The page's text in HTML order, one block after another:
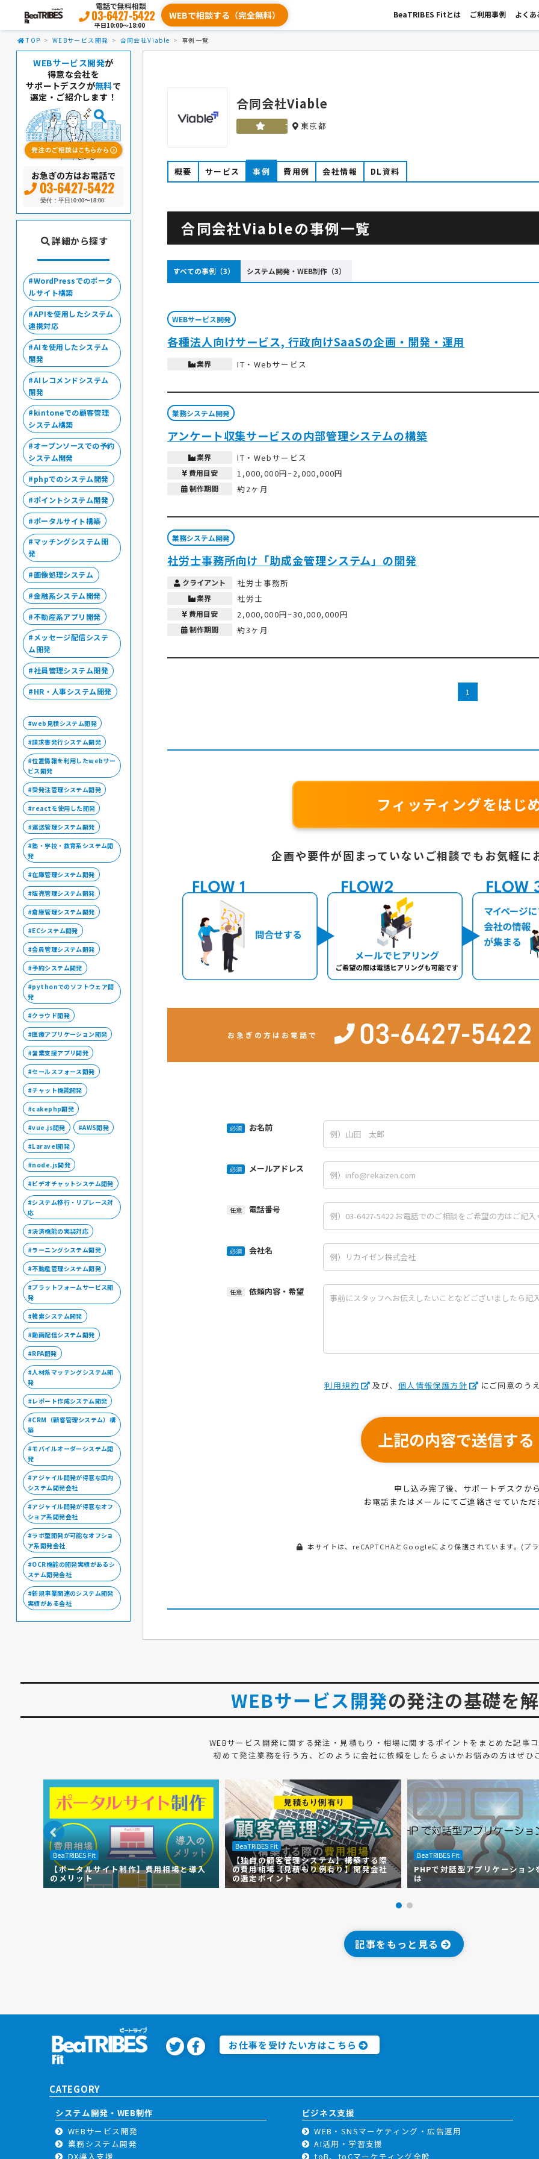
電話で無料相談
03-6427-5422
平日10:00〜18:00
WEBで相談する（完全無料） BeaTRIBES Fitとは ご利用事例 よく
TOP WEBサービス開発 合同会社Viable 事例一覧
WEBサービス開発が
得意な会社を
サポートデスクが無料で
選定・ご紹介します！
お急ぎの方はお電話で
03-6427-5422
受付：平日10:00〜18:00
詳細から探す
WordPressでのポータ
ルサイト構築
APIを使用したシステム
連携対応
AIを使用したシステム
開発
AIレコメンドシステム
開発
kintoneでの顧客管理
システム構築
オープンソースでの予約
システム開発
phpでのシステム開発
ポイントシステム開発
ポータルサイト構築
マッチングシステム開
発
画像処理システム
金融系システム開発
不動産系アプリ開発
メッセージ配信システ
ム開発
社員管理システム開発
HR・人事システム開発
web見積システム開発
請求書発行システム開発
位置情報を利用したwebサー
ビス開発
受発注管理システム開発
reactを使用した開発
運送管理システム開発
塾・学校・教育系システム開
発
在庫管理システム開発
販売管理システム開発
倉庫管理システム開発
ECシステム開発
会員管理システム開発
予約システム開発
pythonでのソフトウェア開
発
クラウド開発
医療アプリケーション開発
営業支援アプリ開発
セールスフォース開発
チャット機能開発
cakephp開発
vue.js開発 AWS開発
Laravel開発
node.js開発
ビデオチャットシステム開発
システム移行・リプレース対
応
決済機能の実装対応
ラーニングシステム開発
不動産管理システム開発
プラットフォームサービス開
発
検索システム開発
動画配信システム開発
RPA開発
人材系マッチングシステム開
発
レポート作成システム開発
CRM（顧客管理システム）構
築
モバイルオーダーシステム開
発
アジャイル開発が得意な国内
システム開発会社
アジャイル開発が得意なオフ
ショア系開発会社
ラボ型開発が可能なオフショ
ア系開発会社
OCR機能の開発実績があるシ
ステム開発会社
新規事業関連のシステム開発
実績がある会社
合同会社Viable
ゴールド東京都
概要 サービス 事例 費用例 会社情報 DL資料
合同会社Viableの事例一覧
すべての事例（3） システム開発・WEB制作（3）
WEBサービス開発
各種法人向けサービス, 行政向けSaaSの企画・開発・運用
業界 IT・Webサービス
業務システム開発
アンケート収集サービスの内部管理システムの構築
業界 IT・Webサービス
費用目安 1,000,000円~2,000,000円
制作期間 約2ヶ月
業務システム開発
社労士事務所向け「助成金管理システム」の開発
クライアント 社労士事務所
業界 社労士
費用目安 2,000,000円~30,000,000円
制作期間 約3ヶ月
1
フィッティングをはじ
企画や要件が固まっていないご相談でもお気軽に
お急ぎの方はお電話で
必須 お名前
必須 メールアドレス
任意 電話番号
必須 会社名
任意 依頼内容・希望
利用規約 及び、 個人情報保護方針 にご同意のう
上記の内容で送信する
申し込み完了後、サポートデスクか
お電話またはメールにてご連絡させていた
本サイトは、reCAPTCHAとGoogleにより保護されています。(プ
WEBサービス開発の発注の基礎を
WEBサービス開発に関する発注・見積もり・相場に関するポイントをまとめた記事
初めて発注業務を行う方、どのように会社に依頼をしたらよいかお悩みの方はぜひ
BeaTRIBES Fit
【ポータルサイト制作】費用相場と導入
のメリット
BeaTRIBES Fit
【独自の顧客管理システム】構築する際
の費用相場【見積もり例有り】開発会社
の選定ポイント
BeaTRIBES Fit
PHPで対話型アプリケーション
は
記事をもっと見る
お仕事を受けたい方はこちら
CATEGORY
システム開発・WEB制作
WEBサービス開発
業務システム開発
DX導入支援
ビジネス支援
WEB・SNSマーケティング・広告運用
AI活用・学習支援
toB、toCマーケティング全般